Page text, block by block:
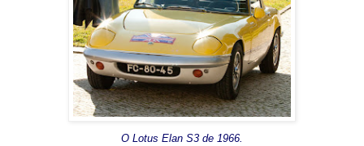
O Lotus Elan S3 de 1966.